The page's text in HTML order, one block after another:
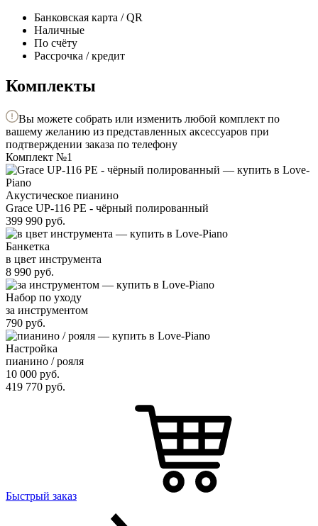
Банковская карта / QR
Наличные
По счёту
Рассрочка / кредит
Комплекты
Вы можете собрать или изменить любой комплект по
вашему желанию из представленных аксессуаров при
подтверждении заказа по телефону
Комплект №1
Акустическое пианино
Grace UP-116 PE - чёрный полированный
399 990 руб.
Банкетка
в цвет инструмента
8 990 руб.
Набор по уходу
за инструментом
790 руб.
Настройка
пианино / рояля
10 000 руб.
419 770 руб.
Быстрый заказ